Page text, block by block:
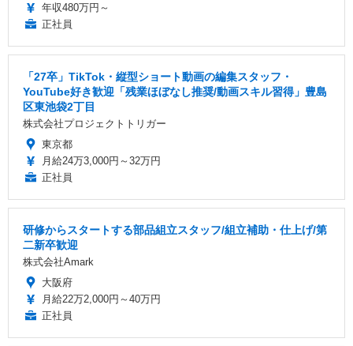
年収480万円～
正社員
「27卒」TikTok・縦型ショート動画の編集スタッフ・
YouTube好き歓迎「残業ほぼなし推奨/動画スキル習得」豊島
区東池袋2丁目
株式会社プロジェクトトリガー
東京都
月給24万3,000円～32万円
正社員
研修からスタートする部品組立スタッフ/組立補助・仕上げ/第
二新卒歓迎
株式会社Amark
大阪府
月給22万2,000円～40万円
正社員